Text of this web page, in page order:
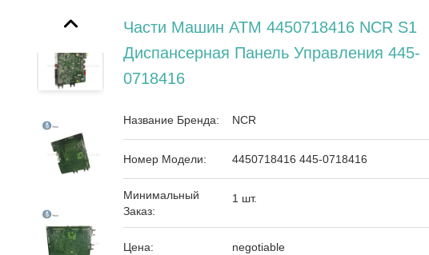
Части Машин ATM 4450718416 NCR S1
Диспансерная Панель Управления 445-
0718416
Название Бренда: NCR
Номер Модели: 4450718416 445-0718416
Минимальный
Заказ:
1 шт.
Цена: negotiable